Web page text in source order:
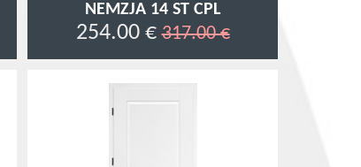
NEMZJA 14 ST CPL
254.00 € 317.00 €